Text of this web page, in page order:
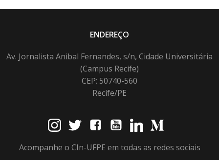
ENDEREÇO
Av. Jornalista Anibal Fernandes, s/n, Cidade Universitária
(Campus Recife)
CEP: 50740-560
Recife/PE
Acompanhe o CIn-UFPE em todas as redes sociais